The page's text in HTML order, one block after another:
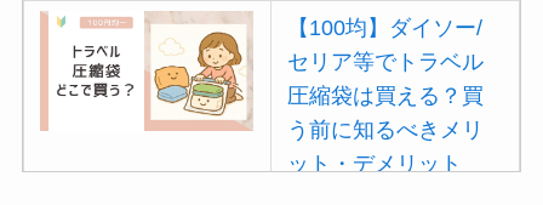
る？選び方＆活用
法！
【100均】ダイソー/
セリア等でトラベル
圧縮袋は買える？買
う前に知るべきメリ
ット・デメリット